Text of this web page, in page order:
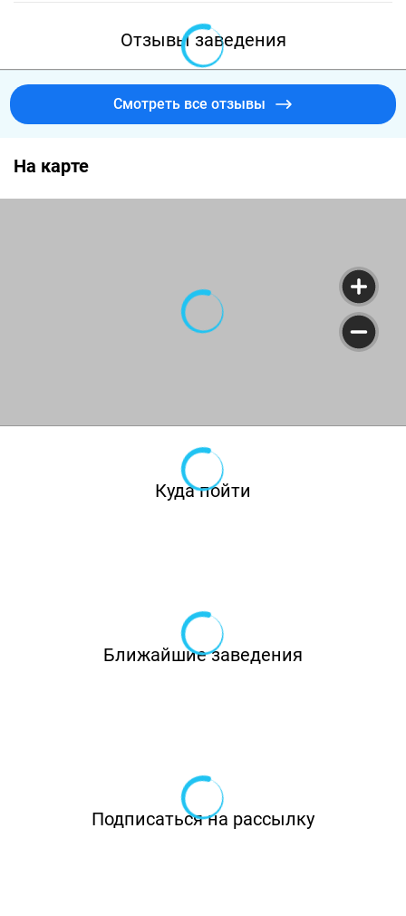
Отзывы заведения
Смотреть все отзывы
На карте
Куда пойти
Ближайшие заведения
Подписаться на рассылку